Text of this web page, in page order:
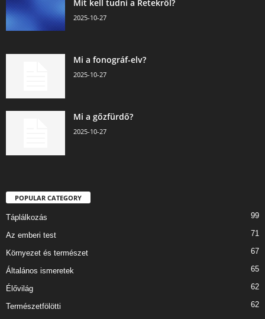
Mit kell tudni a Retekről?
2025-10-27
Mi a fonográf-elv?
2025-10-27
Mi a gőzfürdő?
2025-10-27
POPULAR CATEGORY
Táplálkozás 99
Az emberi test 71
Környezet és természet 67
Általános ismeretek 65
Élővilág 62
Természetfölötti
62